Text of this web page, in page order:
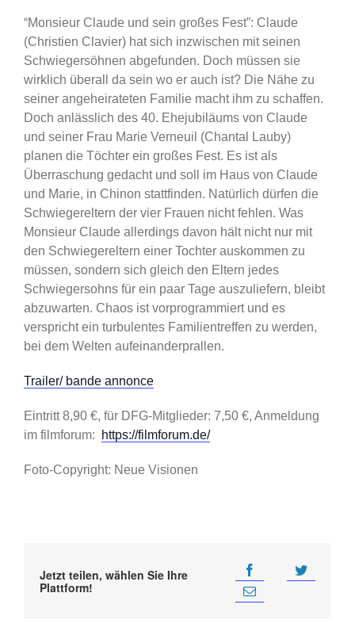
“Monsieur Claude und sein großes Fest”: Claude
(Christien Clavier) hat sich inzwischen mit seinen
Schwiegersöhnen abgefunden. Doch müssen sie
wirklich überall da sein wo er auch ist? Die Nähe zu
seiner angeheirateten Familie macht ihm zu schaffen.
Doch anlässlich des 40. Ehejubiläums von Claude
und seiner Frau Marie Verneuil (Chantal Lauby)
planen die Töchter ein großes Fest. Es ist als
Überraschung gedacht und soll im Haus von Claude
und Marie, in Chinon stattfinden. Natürlich dürfen die
Schwiegereltern der vier Frauen nicht fehlen. Was
Monsieur Claude allerdings davon hält nicht nur mit
den Schwiegereltern einer Tochter auskommen zu
müssen, sondern sich gleich den Eltern jedes
Schwiegersohns für ein paar Tage auszuliefern, bleibt
abzuwarten. Chaos ist vorprogrammiert und es
verspricht ein turbulentes Familientreffen zu werden,
bei dem Welten aufeinanderprallen.
Trailer/ bande annonce
Eintritt 8,90 €, für DFG-Mitglieder: 7,50 €, Anmeldung
im filmforum:
https://filmforum.de/
Foto-Copyright: Neue Visionen
Jetzt teilen, wählen Sie Ihre
Plattform!